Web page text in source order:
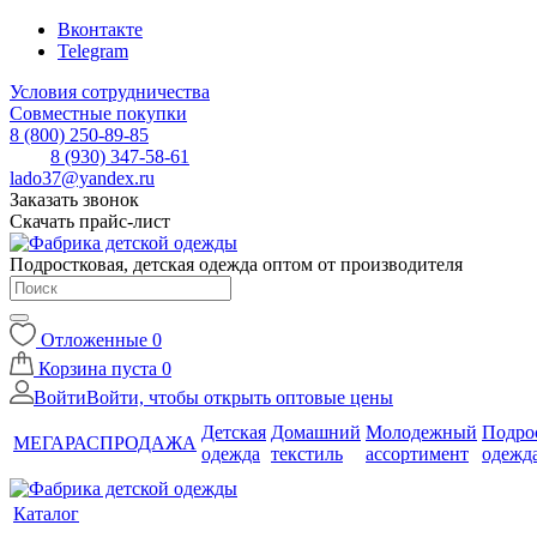
Вконтакте
Telegram
Условия сотрудничества
Совместные покупки
8 (800) 250-89-85
8 (930) 347-58-61
lado37@yandex.ru
Заказать звонок
Скачать прайс-лист
Подростковая, детская одежда оптом от производителя
Отложенные 0
Корзина пуста 0
ВойтиВойти, чтобы открыть оптовые цены
МЕГАРАСПРОДАЖА
Детская
одежда
Домашний
текстиль
Молодежный
ассортимент
Каталог